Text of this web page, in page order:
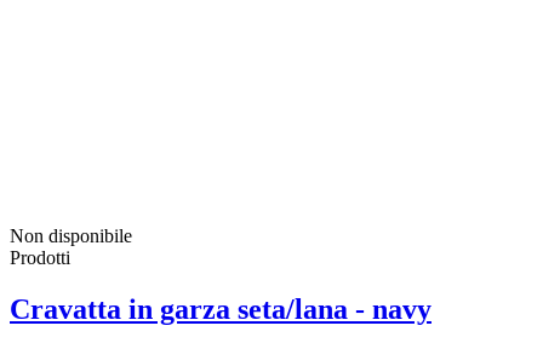
Non disponibile
Prodotti
Cravatta in garza seta/lana - navy